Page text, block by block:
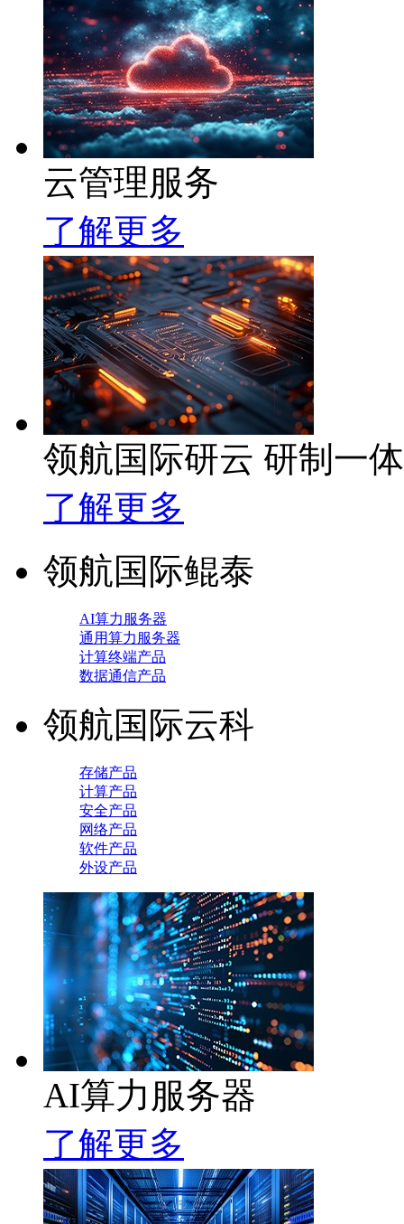
云管理服务
了解更多
领航国际研云 研制一
了解更多
领航国际鲲泰
AI算力服务器
通用算力服务器
计算终端产品
数据通信产品
领航国际云科
存储产品
计算产品
安全产品
网络产品
软件产品
外设产品
AI算力服务器
了解更多